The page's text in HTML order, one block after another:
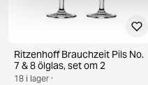
Ritzenhoff Brauchzeit Pils No.
7 & 8 ölglas, set om 2
18 i lager ·